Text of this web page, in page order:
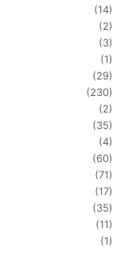
(14)
(2)
(3)
(1)
(29)
(230)
(2)
(35)
(4)
(60)
(71)
(17)
(35)
(11)
(1)